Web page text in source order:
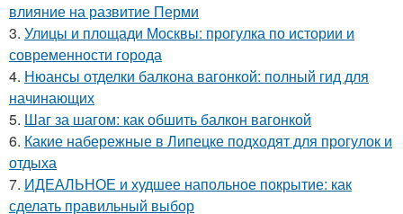
влияние на развитие Перми
3. Улицы и площади Москвы: прогулка по истории и
современности города
4. Нюансы отделки балкона вагонкой: полный гид для
начинающих
5. Шаг за шагом: как обшить балкон вагонкой
6. Какие набережные в Липецке подходят для прогулок и
отдыха
7. ИДЕАЛЬНОЕ и худшее напольное покрытие: как
сделать правильный выбор